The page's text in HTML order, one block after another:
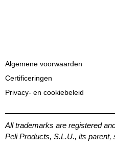
Algemene voorwaarden
Certificeringen
Privacy- en cookiebeleid
All trademarks are registered
Peli Products, S.L.U., its parent,